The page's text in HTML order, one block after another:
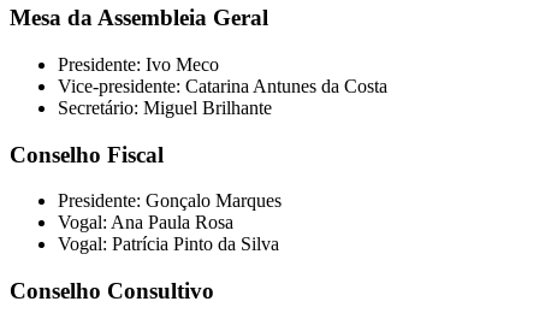
Mesa da Assembleia Geral
Presidente: Ivo Meco
Vice-presidente: Catarina Antunes da Costa
Secretário: Miguel Brilhante
Conselho Fiscal
Presidente: Gonçalo Marques
Vogal: Ana Paula Rosa
Vogal: Patrícia Pinto da Silva
Conselho Consultivo